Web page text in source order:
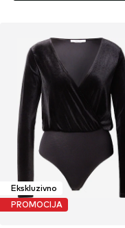
Ekskluzivno
PROMOCIJA